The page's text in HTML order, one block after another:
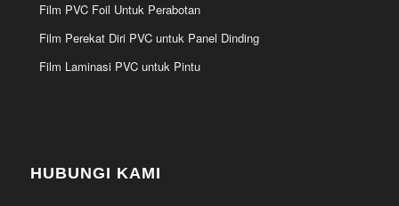
Film PVC Foil Untuk Perabotan
Film Perekat Diri PVC untuk Panel Dinding
Film Laminasi PVC untuk Pintu
HUBUNGI KAMI